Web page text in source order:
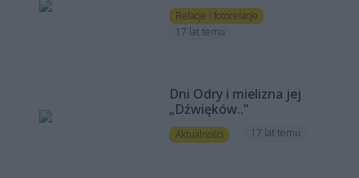
Relacje i fotorelacje
17 lat temu
Dni Odry i mielizna jej
„Dźwięków..”
Aktualności 17 lat temu